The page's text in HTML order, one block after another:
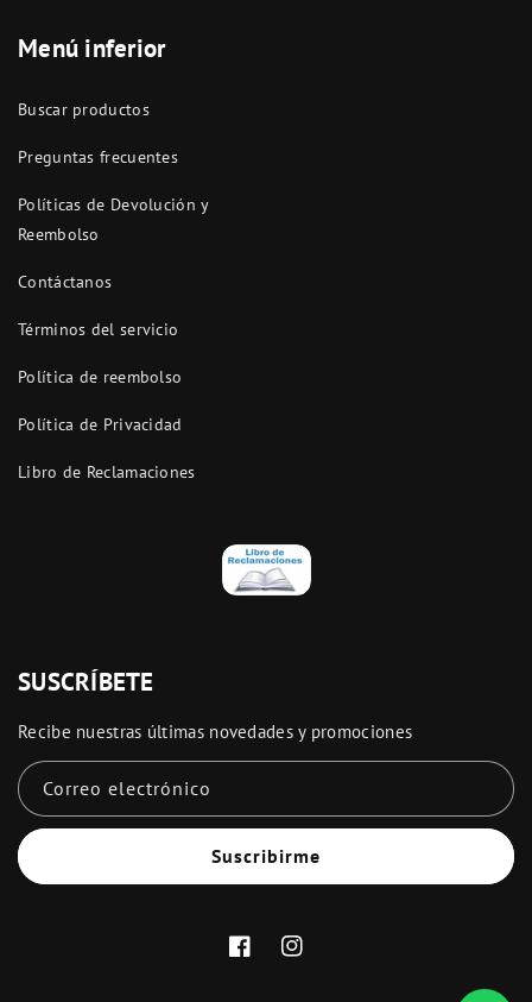
Menú inferior
Buscar productos
Preguntas frecuentes
Políticas de Devolución y
Reembolso
Contáctanos
Términos del servicio
Política de reembolso
Política de Privacidad
Libro de Reclamaciones
SUSCRÍBETE
Recibe nuestras últimas novedades y promociones
Correo electrónico
Suscribirme
FacebookInstagram